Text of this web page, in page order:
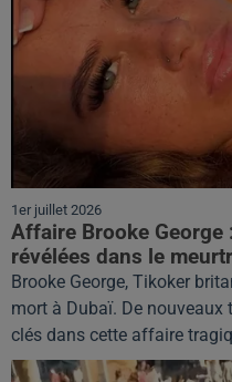
1er juillet 2026
Affaire Brooke George
révélées dans le
Brooke George, Tikoker
mort à Dubaï. De
clés dans cette affaire